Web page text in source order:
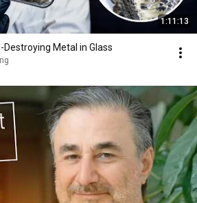
1:11:13
Destroying Metal in Glass